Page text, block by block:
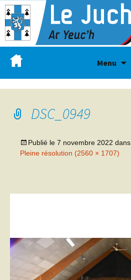
Menu
DSC_0949
Publié le 7 novembre 2022 dans
Pleine résolution (2560 × 1707)